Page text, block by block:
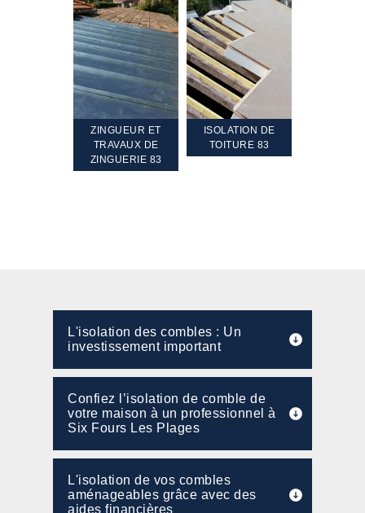
ZINGUEUR ET
TRAVAUX DE
ZINGUERIE 83
ISOLATION DE
TOITURE 83
L'isolation des combles : Un
investissement important
Confiez l’isolation de comble de
votre maison à un professionnel à
Six Fours Les Plages
L'isolation de vos combles
aménageables grâce avec des
aides financières